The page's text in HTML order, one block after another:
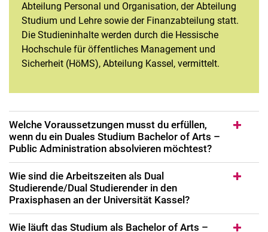
Abteilung Personal und Organisation, der Abteilung
Studium und Lehre sowie der Finanzabteilung statt.
Die Studieninhalte werden durch die Hessische
Hochschule für öffentliches Management und
Sicherheit (HöMS), Abteilung Kassel, vermittelt.
Welche Voraussetzungen musst du erfüllen,
wenn du ein Duales Studium Bachelor of Arts –
Public Administration absolvieren möchtest?
Wie sind die Arbeitszeiten als Dual
Studierende/Dual Studierender in den
Praxisphasen an der Universität Kassel?
Wie läuft das Studium als Bachelor of Arts –